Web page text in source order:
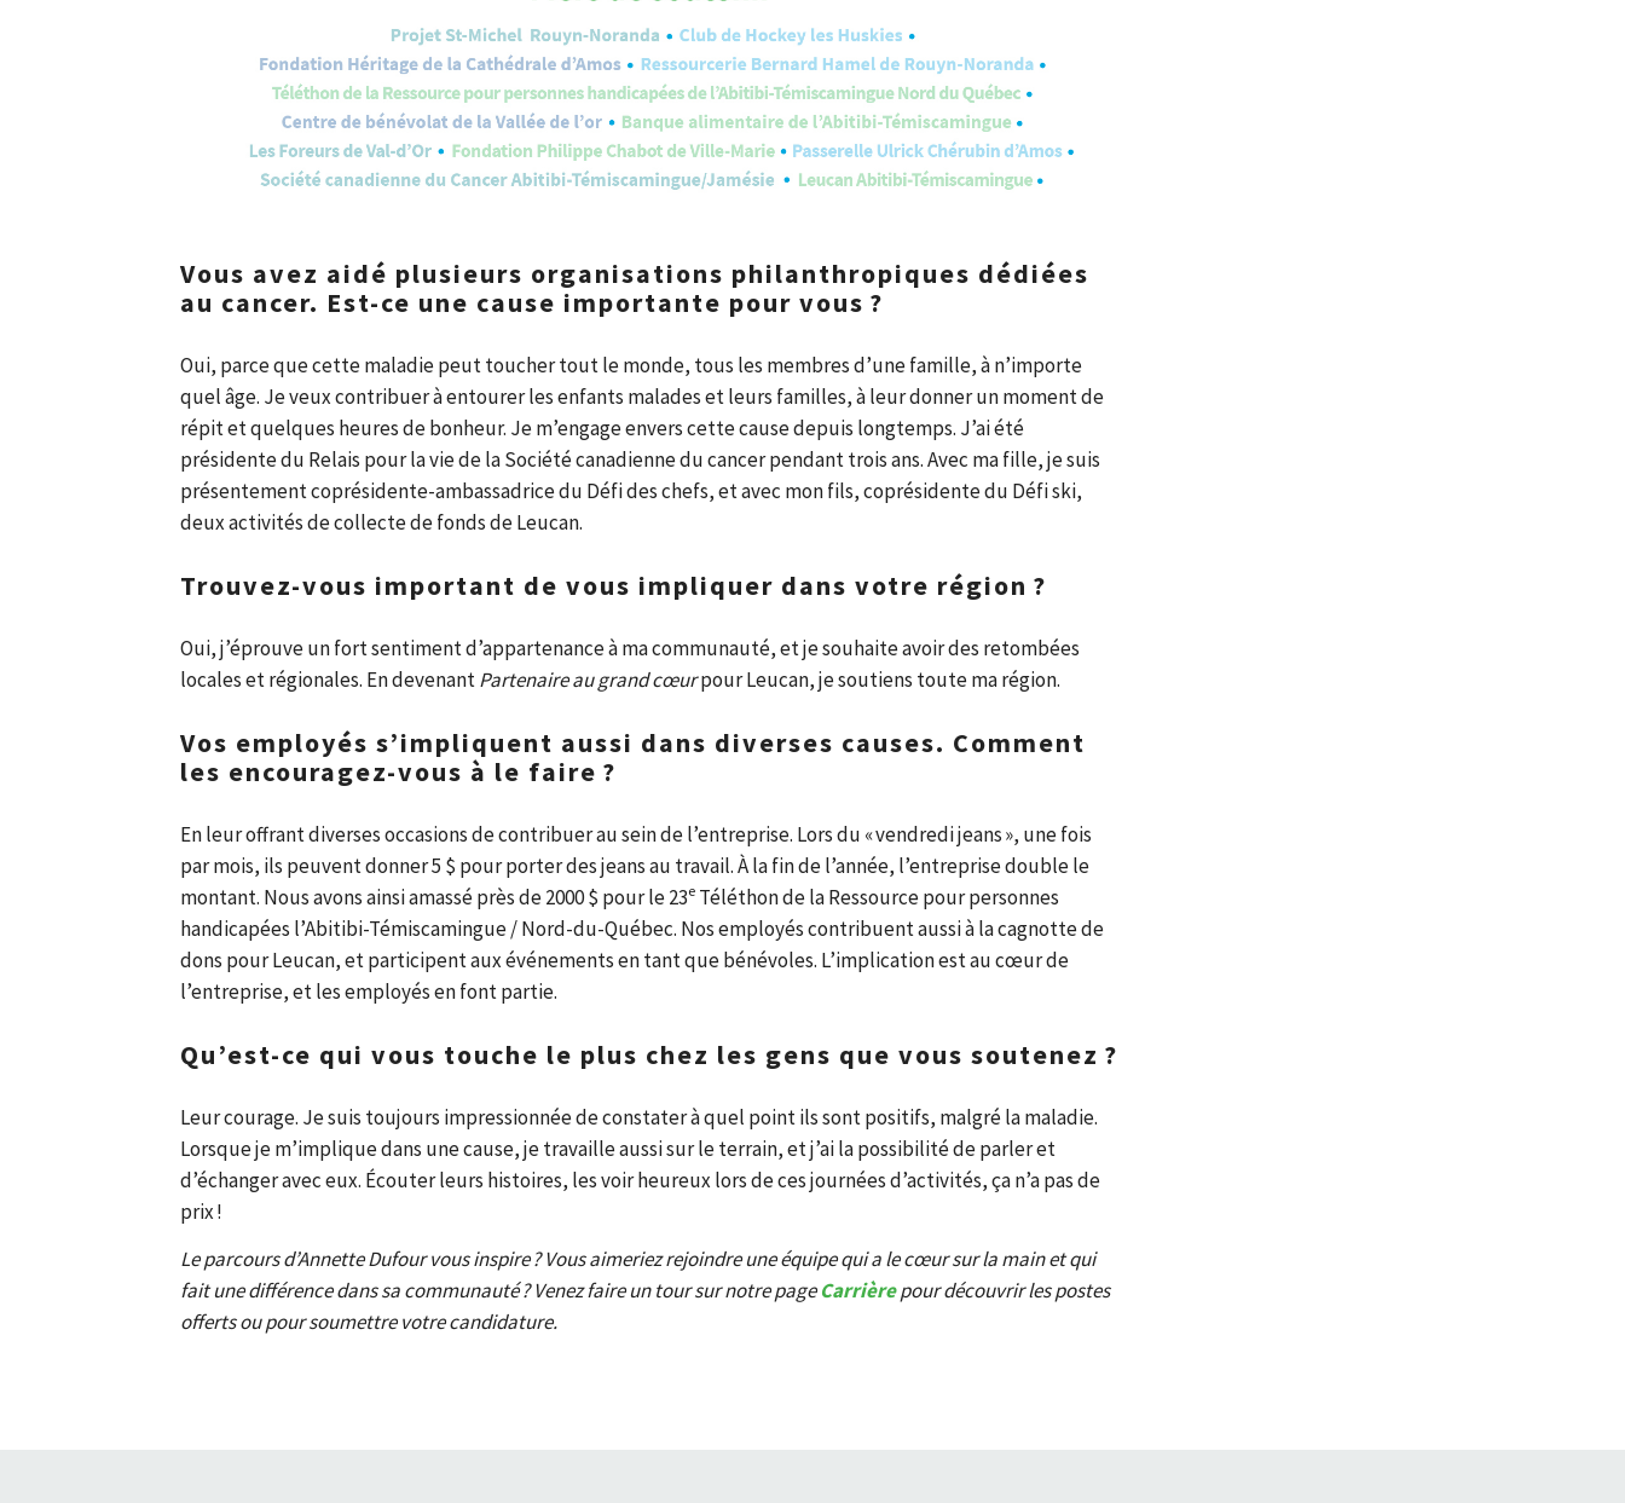
Vous avez aidé plusieurs organisations philanthropiques dédiées
au cancer. Est-ce une cause importante pour vous ?
Oui, parce que cette maladie peut toucher tout le monde, tous les membres d’une famille, à n’importe
quel âge. Je veux contribuer à entourer les enfants malades et leurs familles, à leur donner un moment de
répit et quelques heures de bonheur. Je m’engage envers cette cause depuis longtemps. J’ai été
présidente du Relais pour la vie de la Société canadienne du cancer pendant trois ans. Avec ma fille, je suis
présentement coprésidente-ambassadrice du Défi des chefs, et avec mon fils, coprésidente du Défi ski,
deux activités de collecte de fonds de Leucan.
Trouvez-vous important de vous impliquer dans votre région ?
Oui, j’éprouve un fort sentiment d’appartenance à ma communauté, et je souhaite avoir des retombées
locales et régionales. En devenantPartenaire au grand cœurpour Leucan, je soutiens toute ma région.
Vos employés s’impliquent aussi dans diverses causes. Comment
les encouragez-vous à le faire ?
En leur offrant diverses occasions de contribuer au sein de l’entreprise. Lors du « vendredi jeans », une fois
par mois, ils peuvent donner 5 $ pour porter des jeans au travail. À la fin de l’année, l’entreprise double le
montant. Nous avons ainsi amassé près de 2000 $ pour le 23e Téléthon de la Ressource pour personnes
handicapées l’Abitibi-Témiscamingue / Nord-du-Québec. Nos employés contribuent aussi à la cagnotte de
dons pour Leucan, et participent aux événements en tant que bénévoles. L’implication est au cœur de
l’entreprise, et les employés en font partie.
Qu’est-ce qui vous touche le plus chez les gens que vous soutenez ?
Leur courage. Je suis toujours impressionnée de constater à quel point ils sont positifs, malgré la maladie.
Lorsque je m’implique dans une cause, je travaille aussi sur le terrain, et j’ai la possibilité de parler et
d’échanger avec eux. Écouter leurs histoires, les voir heureux lors de ces journées d’activités, ça n’a pas de
prix !
Le parcours d’Annette Dufour vous inspire ? Vous aimeriez rejoindre une équipe qui a le cœur sur la main et qui
fait une différence dans sa communauté ? Venez faire un tour sur notre pageCarrièrepour découvrir les postes
offerts ou pour soumettre votre candidature.